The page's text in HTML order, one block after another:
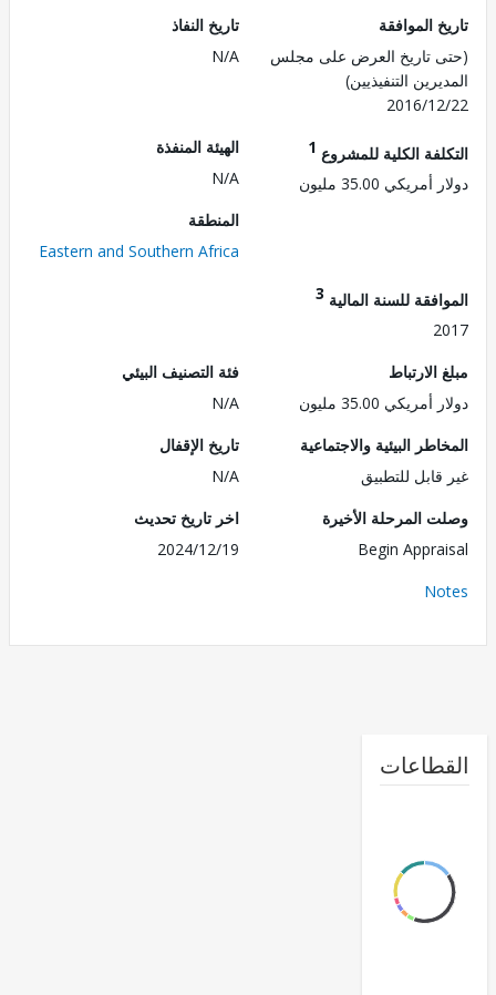
الموافقة
تاريخ العرض على مجلس
التنفيذيين)
2016/
تاريخ النفاذ
N/A
الكلية للمشروع1
35.00 مليون
الهيئة المنفذة
Eastern and Southern Africa
للسنة المالية3
35.00 مليون
فئة التصنيف البيئي
البيئية والاجتماعية
للتطبيق
تاريخ الإقفال
المرحلة الأخيرة
Begin
اخر تاريخ تحديث
2024/12/19